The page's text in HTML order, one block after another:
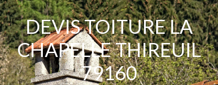
DEVIS TOITURE LA
CHAPELLE THIREUIL
79160